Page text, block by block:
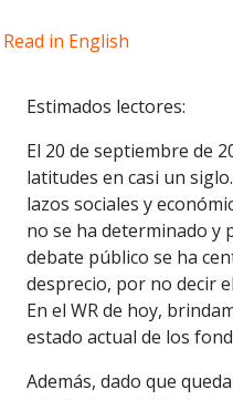
Read in English
Estimados lectores:
El 20 de septiembre de
latitudes en casi un
lazos sociales y
no se ha determinado y
debate público se ha
desprecio, por no decir
En el WR de hoy,
estado actual de los
Además, dado que